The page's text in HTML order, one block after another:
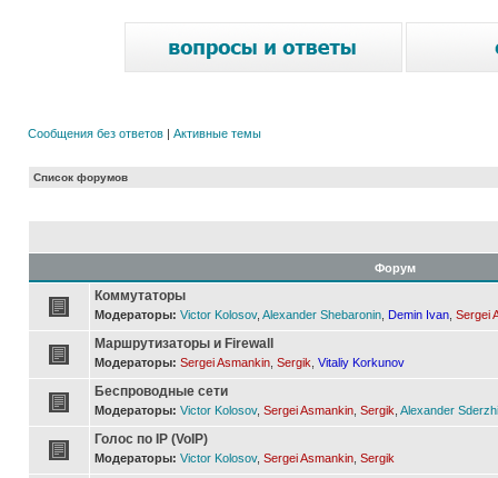
Сообщения без ответов | Активные темы
Список форумов
Форум
Коммутаторы
Модераторы: Victor Kolosov, Alexander Shebaronin Demin Ivan Sergei
Маршрутизаторы и Firewall
Модераторы: Sergei Asmankin Sergik Vitaliy Korkunov
Беспроводные сети
Модераторы: Victor Kolosov, Sergei Asmankin Sergik Alexander
Голос по IP (VoIP)
Модераторы: Victor Kolosov, Sergei Asmankin Sergik